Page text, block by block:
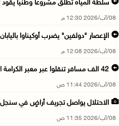
سلطة المياه تطلق مشروعا وطنيا يقود
08/آب/2026 12:30 م
الإعصار "دولفين" يضرب أوكيناوا
08/آب/2026 12:08 م
42 الف مسافر تنقلوا عبر معبر الكرامة الأسبوع ...
08/آب/2026 11:44 ص
الاحتلال يواصل تجريف أراضٍ في
08/آب/2026 11:35 ص